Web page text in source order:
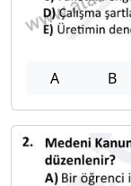
A B